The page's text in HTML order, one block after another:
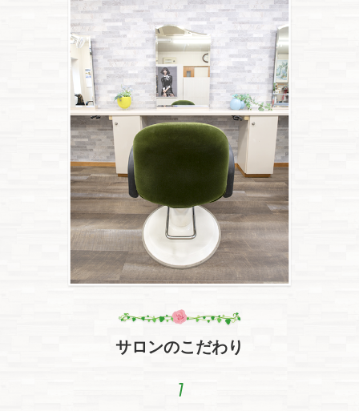
サロンのこだわり